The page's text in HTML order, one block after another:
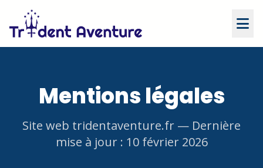
Mentions légales
Site web tridentaventure.fr — Dernière
mise à jour : 10 février 2026